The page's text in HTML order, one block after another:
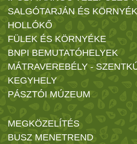
SALGÓTARJÁN ÉS
HOLLÓKŐ
FÜLEK ÉS KÖRNYÉKE
BNPI BEMUTATÓHELYEK
MÁTRAVEREBÉLY -
KEGYHELY
PÁSZTÓI MÚZEUM
MEGKÖZELÍTÉS
BUSZ MENETREND